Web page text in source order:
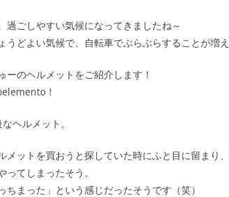
過ごしやすい気候になってきましたね～
どよい気候で、自転車でぶらぶらすることが増え
のヘルメットをご紹介します！
！
ヘルメット。
メットを買おうと探していた時にふと目に留まり
てしまったそう。
まった」という感じだったそうです（笑）